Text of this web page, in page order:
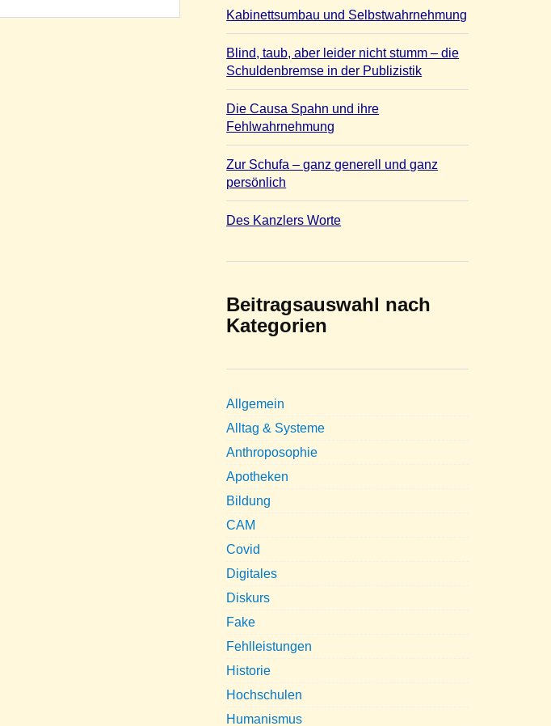
Kabinettsumbau und Selbstwahrnehmung
Blind, taub, aber leider nicht stumm – die
Schuldenbremse in der Publizistik
Die Causa Spahn und ihre
Fehlwahrnehmung
Zur Schufa – ganz generell und ganz
persönlich
Des Kanzlers Worte
Beitragsauswahl nach
Kategorien
Allgemein
Alltag & Systeme
Anthroposophie
Apotheken
Bildung
CAM
Covid
Digitales
Diskurs
Fake
Fehlleistungen
Historie
Hochschulen
Humanismus